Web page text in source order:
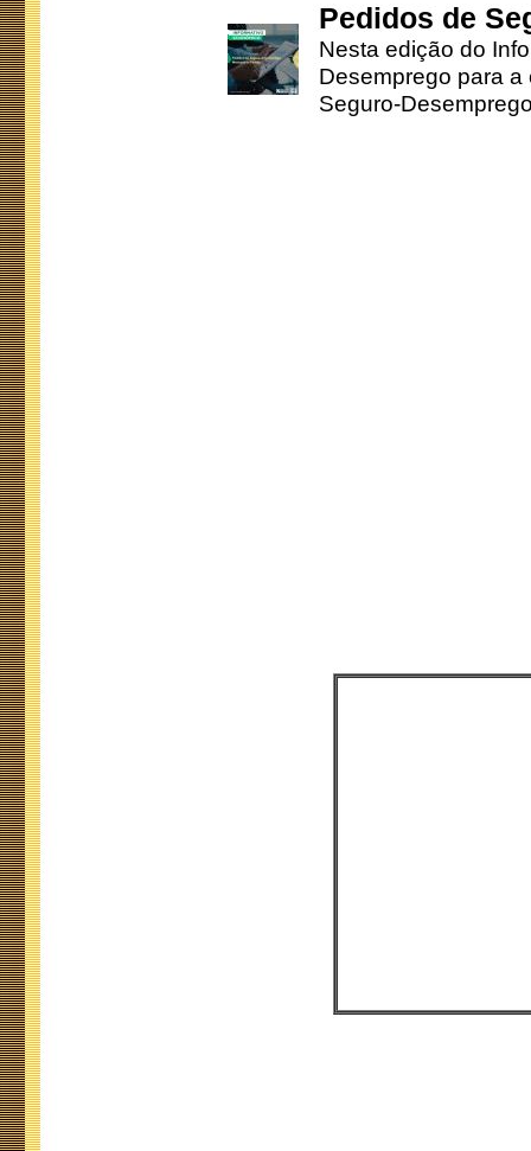
Pedidos de
Nesta edição do
Desemprego para
Seguro-